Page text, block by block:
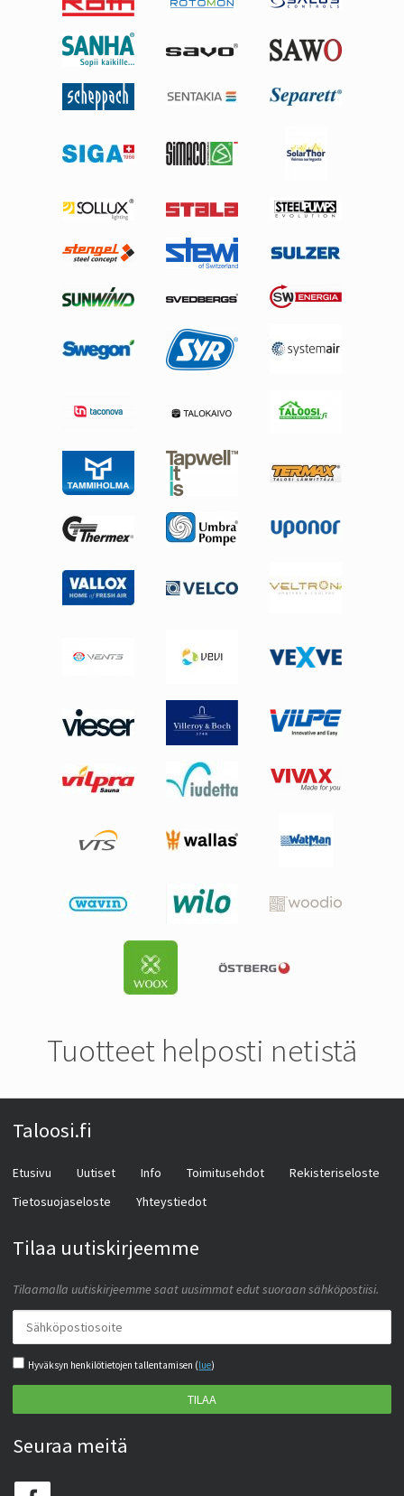
Tuotteet helposti netistä
Taloosi.fi
Etusivu Uutiset Info Toimitusehdot
Rekisteriseloste
Tietosuojaseloste
Yhteystiedot
Tilaa uutiskirjeemme
Tilaamalla uutiskirjeemme saat uusimmat edut suoraan sähköpostiisi.
Hyväksyn henkilötietojen tallentamisen (lue)
TILAA
Seuraa meitä